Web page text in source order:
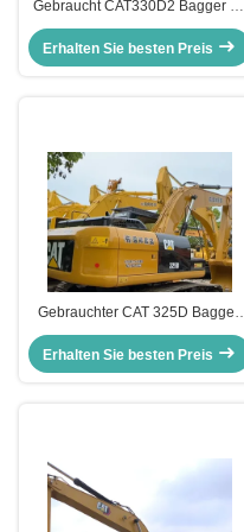
Gebraucht CAT330D2 Bagger 30
Tonnen 1,54m3 Eimer 2023 zum
Verkauf
Erhalten Sie besten Preis
Gebrauchter CAT 325D Bagger,
Modell 2024, mit 1,19 m³ Löffel
und 6700 mm Grabtiefe für
Schwerlastarbeiten
Erhalten Sie besten Preis